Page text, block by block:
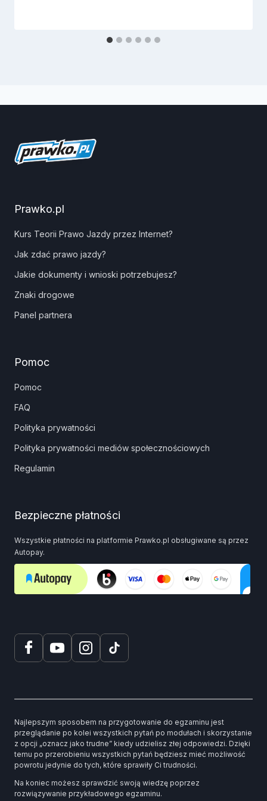
Prawko.pl
Kurs Teorii Prawo Jazdy przez Internet?
Jak zdać prawo jazdy?
Jakie dokumenty i wnioski potrzebujesz?
Znaki drogowe
Panel partnera
Pomoc
Pomoc
FAQ
Polityka prywatności
Polityka prywatności mediów społecznościowych
Regulamin
Bezpieczne płatności
Wszystkie płatności na platformie Prawko.pl obsługiwane są przez
Autopay.
Najlepszym sposobem na przygotowanie do egzaminu jest
przeglądanie po kolei wszystkich pytań po modułach i skorzystanie
z opcji „oznacz jako trudne” kiedy udzielisz złej odpowiedzi. Dzięki
temu po przerobieniu wszystkich pytań będziesz mieć możliwość
powrotu jedynie do tych, które sprawiły Ci trudności.
Na koniec możesz sprawdzić swoją wiedzę poprzez
rozwiązywanie przykładowego egzaminu.